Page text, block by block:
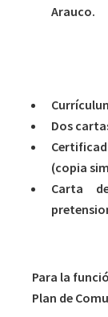
Arauco.
Dos
(copia
Carta
Para la
Plan de